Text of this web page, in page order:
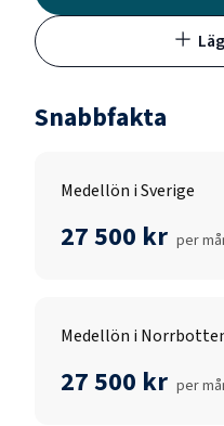
Snabbfakta
Medellön i Sverige
27 500 kr per
Medellön i
27 500 kr per